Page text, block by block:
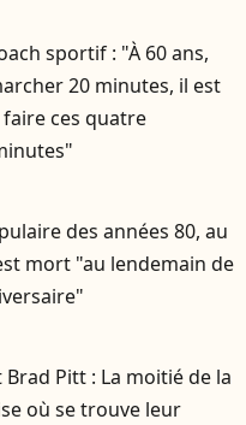
sportif : "À 60 ans,
20 minutes, il est
ces quatre
des années 80, au
mort "au lendemain de
Brad Pitt : La moitié de la
où se trouve leur